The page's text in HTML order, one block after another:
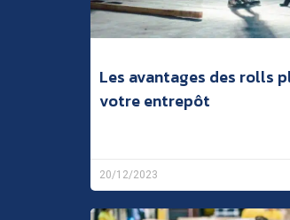
Les avantages des rolls
votre entrepôt
20/12/2023